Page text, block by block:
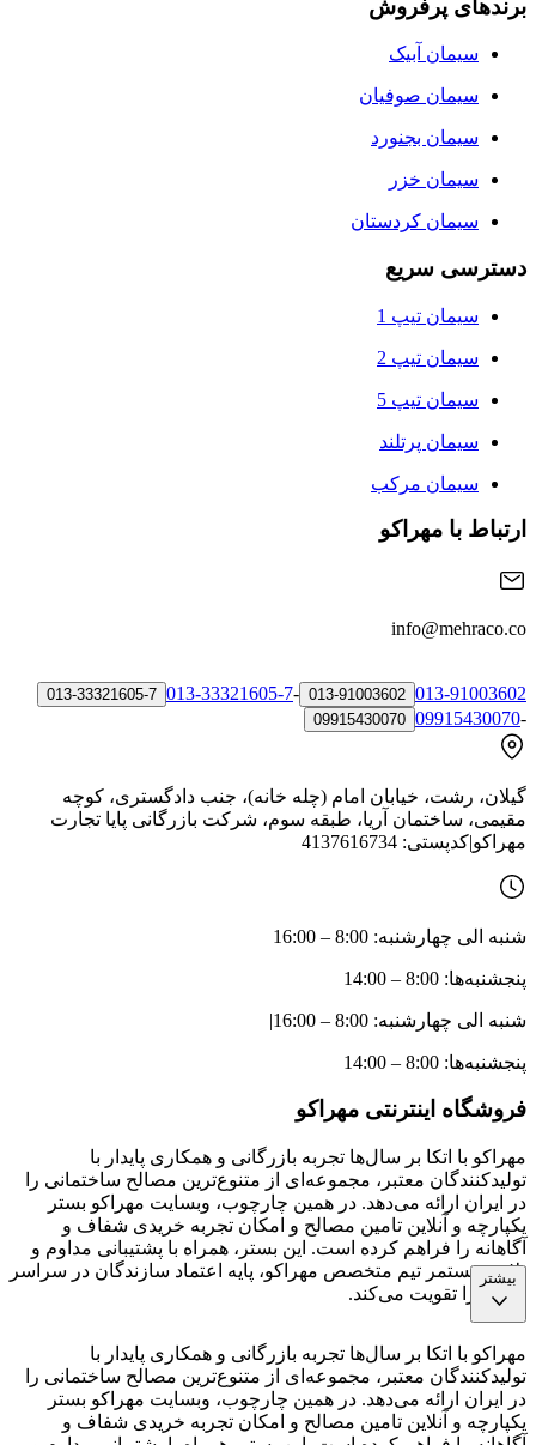
برندهای پرفروش
سیمان آبیک
سیمان صوفیان
سیمان بجنورد
سیمان خزر
سیمان کردستان
دسترسی سریع
سیمان تیپ 1
سیمان تیپ 2
سیمان تیپ 5
سیمان پرتلند
سیمان مرکب
ارتباط با مهراکو
info@mehraco.co
013-91003602
013-91003602
-
013-33321605-7
013-33321605-7
-
09915430070
09915430070
گیلان، رشت، خیابان امام (چله خانه)، جنب دادگستری، کوچه
مقیمی، ساختمان آریا، طبقه سوم، شرکت بازرگانی پایا تجارت
مهراکو|کدپستی: 4137616734
شنبه الی چهارشنبه: 8:00 – 16:00
پنجشنبه‌ها: 8:00 – 14:00
شنبه الی چهارشنبه: 8:00 – 16:00 |
پنجشنبه‌ها: 8:00 – 14:00
فروشگاه اینترنتی مهراکو
مهراکو با اتکا بر سال‌ها تجربه بازرگانی و همکاری پایدار با
تولیدکنندگان معتبر، مجموعه‌ای از متنوع‌ترین مصالح ساختمانی را
در ایران ارائه می‌دهد. در همین چارچوب، وبسایت مهراکو بستر
یکپارچه و آنلاین تامین مصالح و امکان تجربه خریدی شفاف و
آگاهانه را فراهم کرده است. این بستر، همراه با پشتیبانی مداوم و
تلاش مستمر تیم متخصص مهراکو، پایه اعتماد سازندگان در سراسر
کشور را تقویت می‌کند.
بیشتر
مهراکو با اتکا بر سال‌ها تجربه بازرگانی و همکاری پایدار با
تولیدکنندگان معتبر، مجموعه‌ای از متنوع‌ترین مصالح ساختمانی را
در ایران ارائه می‌دهد. در همین چارچوب، وبسایت مهراکو بستر
یکپارچه و آنلاین تامین مصالح و امکان تجربه خریدی شفاف و